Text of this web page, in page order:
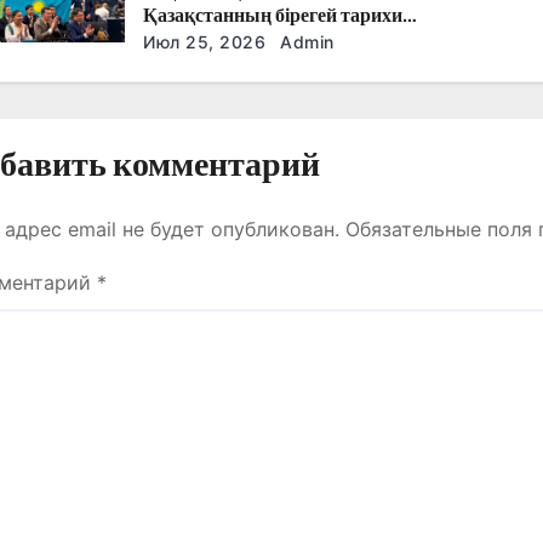
Қазақстанның бірегей тарихи
ескерткіштері халықаралық
Июл 25, 2026 Admin
комментарий
email не будет опубликован. Обязательные поля
*